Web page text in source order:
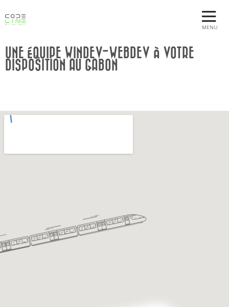
MENU
UNE ÉQUIPE WINDEV-WEBDEV À VOTRE
DISPOSITION AU GABON